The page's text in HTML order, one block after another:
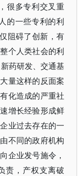
很多专利交叉重
的一些专利的利
阻碍了创新，有
个人类社会的利
药研发、交通基
量这样的反面案
化造成的严重社
增长经验形成鲜
业过去存在的一
不同的政府机构
企业发号施令，
责，产权支离破